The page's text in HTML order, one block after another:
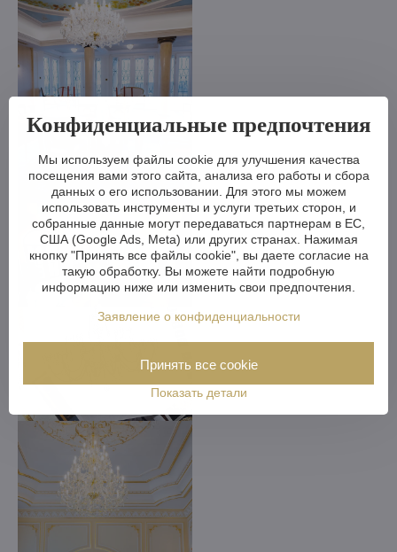
Конфиденциальные предпочтения
Мы используем файлы cookie для улучшения качества
посещения вами этого сайта, анализа его работы и сбора
данных о его использовании. Для этого мы можем
использовать инструменты и услуги третьих сторон, и
собранные данные могут передаваться партнерам в ЕС,
США (Google Ads, Meta) или других странах. Нажимая
кнопку "Принять все файлы cookie", вы даете согласие на
такую обработку. Вы можете найти подробную
информацию ниже или изменить свои предпочтения.
Заявление о конфиденциальности
Показать детали
Принять все cookie